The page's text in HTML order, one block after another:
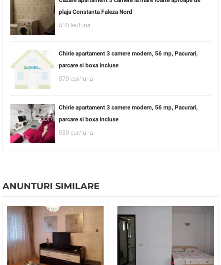
plaja Constanta Faleza Nord
550 lei/luna
Chirie apartament 3 camere modern, 56 mp, Pacurari,
parcare si boxa incluse
570 eur/luna
Chirie apartament 3 camere modern, 56 mp, Pacurari,
parcare si boxa incluse
550 eur/luna
ANUNTURI SIMILARE